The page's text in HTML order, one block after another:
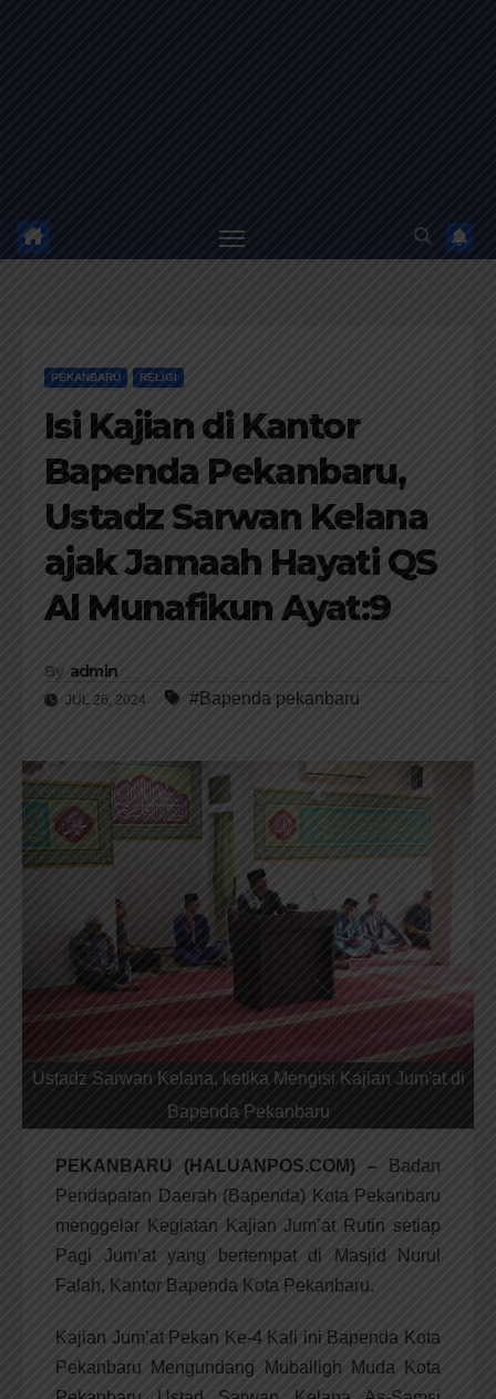
PEKANBARU RELIGI
Isi Kajian di Kantor
Bapenda Pekanbaru,
Ustadz Sarwan Kelana
ajak Jamaah Hayati QS
Al Munafikun Ayat:9
By admin
JUL 26, 2024 #Bapenda pekanbaru
Ustadz Sarwan Kelana, ketika Mengisi Kajian Jum'at di
Bapenda Pekanbaru
PEKANBARU (HALUANPOS.COM) –Badan
Pendapatan Daerah (Bapenda) Kota Pekanbaru
menggelar Kegiatan Kajian Jum’at Rutin setiap
Pagi Jum’at yang bertempat di Masjid Nurul
Falah, Kantor Bapenda Kota Pekanbaru.
Kajian Jum’at Pekan Ke-4 Kali ini Bapenda Kota
Pekanbaru Mengundang Muballigh Muda Kota